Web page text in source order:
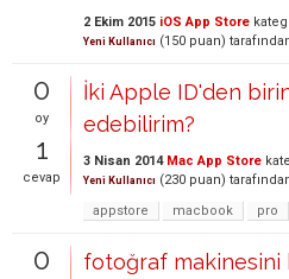
2 Ekim 2015 iOS App Store
Yeni Kullanıcı (150 puan)
0
oy
1
cevap
İki Apple ID'den
edebilirim?
3 Nisan 2014 Mac App Store
Yeni Kullanıcı (230 puan)
appstore
macbook pro
0
fotoğraf makinesini